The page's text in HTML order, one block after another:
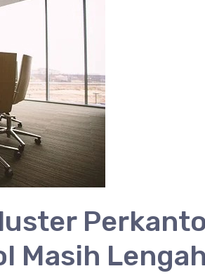
Masih Lengah